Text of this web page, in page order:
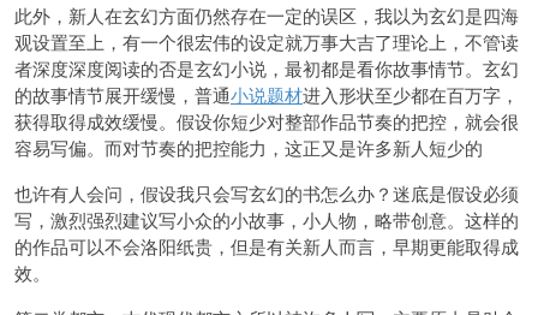
此外，新人在玄幻方面仍然存在一定的误区，我以为玄幻是四海
观设置至上，有一个很宏伟的设定就万事大吉了理论上，不管读
者深度深度阅读的否是玄幻小说，最初都是看你故事情节。玄幻
的故事情节展开缓慢，普通小说题材进入形状至少都在百万字，
获得取得成效缓慢。假设你短少对整部作品节奏的把控，就会很
容易写偏。而对节奏的把控能力，这正又是许多新人短少的
也许有人会问，假设我只会写玄幻的书怎么办？迷底是假设必须
写，激烈强烈建议写小众的小故事，小人物，略带创意。这样的
的作品可以不会洛阳纸贵，但是有关新人而言，早期更能取得成
效。